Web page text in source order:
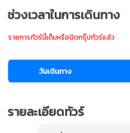
ช่วงเวลาในการเดินทาง
รายการทัวร์นี้เต็มหรือปิดกรุ๊ปทัวร์แล้ว
วันเดินทาง
รายละเอียดทัวร์